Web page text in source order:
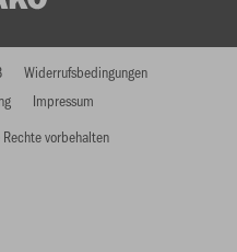
vorbehalten
Widerrufsbedingungen
Impressum